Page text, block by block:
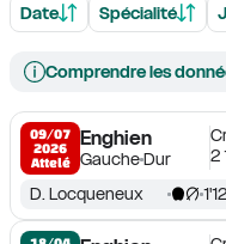
Date Spécialité
Comprendre les
09/07
2026
Attelé
Enghien
GaucheDur
2
D. Locqueneux